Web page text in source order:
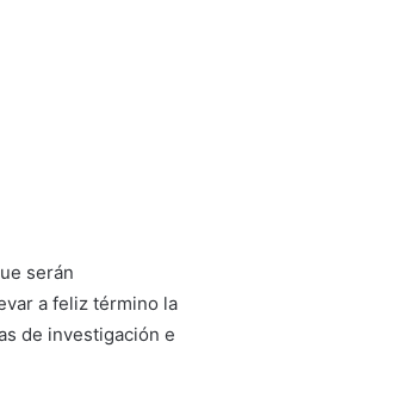
serán
a feliz término la
de investigación e